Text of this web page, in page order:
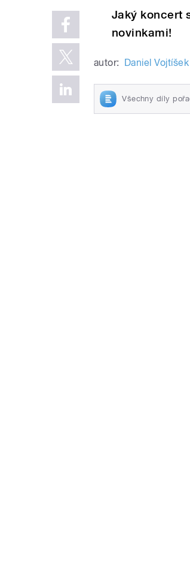
Jaký koncert
novinkami!
autor: Daniel Vojtíšek
Všechny díly